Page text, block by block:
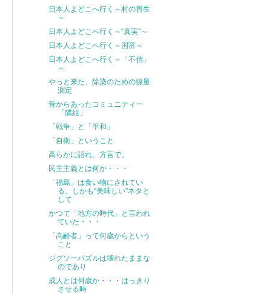
日本人よどこへ行く～村の再生
～
日本人よどこへ行く～“真実”～
日本人よどこへ行く～国富～
日本人よどこへ行く～「不信」
～
やっと来た、除染のための線量
測定
昔からあったコミュニティー
「隣組」
「戦争」と「平和」
「自衛」ということ
高らかに語れ、方言で。
民主主義とは何か・・・
「福島」は食い物にされてい
る。しかも“美味しい”ネタと
して
かつて「地方の時代」と言われ
ていた・・・
「高齢者」って何歳からという
こと
ジグソーパズルは壊れたままな
のであり
成人とは何歳か・・・はっきり
させる時